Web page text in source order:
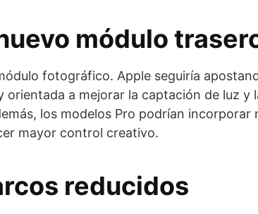
módulo
fotográfico. Apple seguiría
a mejorar la captación de luz y
los modelos Pro podrían incorporar
mayor control creativo.
reducidos